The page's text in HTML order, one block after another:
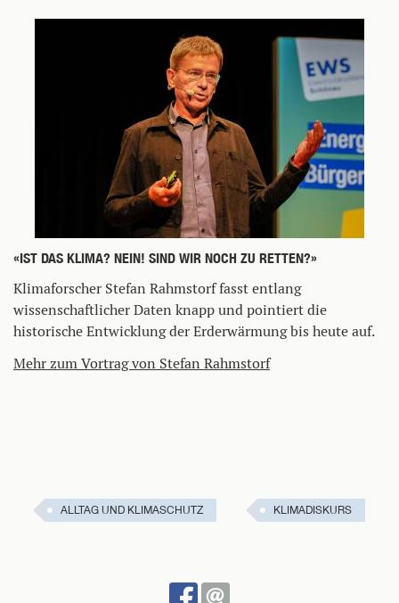
«IST DAS KLIMA? NEIN! SIND WIR NOCH ZU RETTEN?»
Klimaforscher Stefan Rahmstorf fasst entlang
wissenschaftlicher Daten knapp und pointiert die
historische Entwicklung der Erderwärmung bis heute auf.
Mehr zum Vortrag von Stefan Rahmstorf
ALLTAG UND KLIMASCHUTZ KLIMADISKURS
BEI